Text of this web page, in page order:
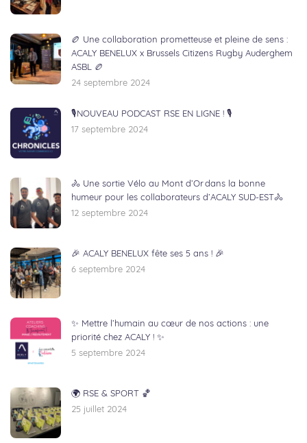
🏉 Une collaboration prometteuse et pleine de sens :
ACALY BENELUX x Brussels Citizens Rugby Auderghem
ASBL 🏉
24 septembre 2024
🎙NOUVEAU PODCAST RSE EN LIGNE ! 🎙
17 septembre 2024
🚴 Une sortie Vélo au Mont d’Or dans la bonne
humeur pour les collaborateurs d’ACALY SUD-EST🚴
12 septembre 2024
🎉 ACALY BENELUX fête ses 5 ans ! 🎉
6 septembre 2024
✨ Mettre l’humain au cœur de nos actions : une
priorité chez ACALY ! ✨
5 septembre 2024
🌍 RSE & SPORT 🏀
25 juillet 2024